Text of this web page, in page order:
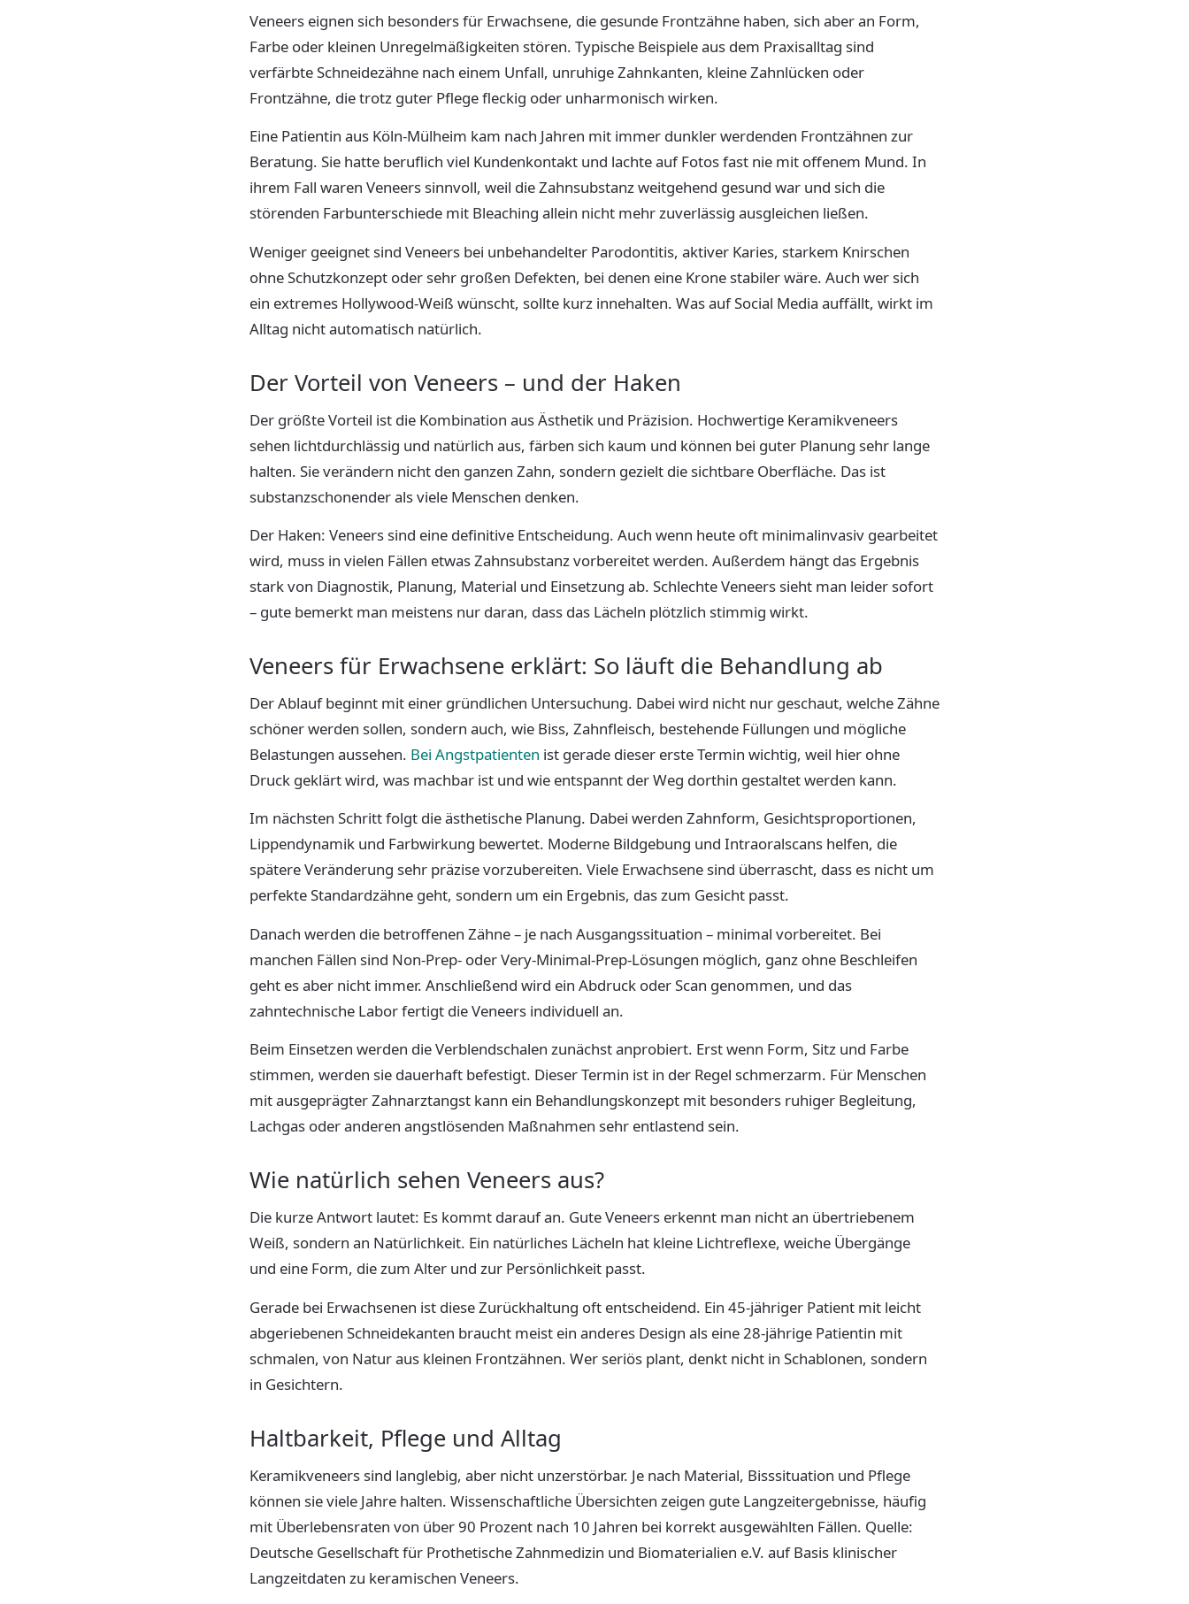
Veneers eignen sich besonders für Erwachsene, die gesunde Frontzähne haben, sich aber an Form,
Farbe oder kleinen Unregelmäßigkeiten stören. Typische Beispiele aus dem Praxisalltag sind
verfärbte Schneidezähne nach einem Unfall, unruhige Zahnkanten, kleine Zahnlücken oder
Frontzähne, die trotz guter Pflege fleckig oder unharmonisch wirken.
Eine Patientin aus Köln-Mülheim kam nach Jahren mit immer dunkler werdenden Frontzähnen zur
Beratung. Sie hatte beruflich viel Kundenkontakt und lachte auf Fotos fast nie mit offenem Mund. In
ihrem Fall waren Veneers sinnvoll, weil die Zahnsubstanz weitgehend gesund war und sich die
störenden Farbunterschiede mit Bleaching allein nicht mehr zuverlässig ausgleichen ließen.
Weniger geeignet sind Veneers bei unbehandelter Parodontitis, aktiver Karies, starkem Knirschen
ohne Schutzkonzept oder sehr großen Defekten, bei denen eine Krone stabiler wäre. Auch wer sich
ein extremes Hollywood-Weiß wünscht, sollte kurz innehalten. Was auf Social Media auffällt, wirkt im
Alltag nicht automatisch natürlich.
Der Vorteil von Veneers – und der Haken
Der größte Vorteil ist die Kombination aus Ästhetik und Präzision. Hochwertige Keramikveneers
sehen lichtdurchlässig und natürlich aus, färben sich kaum und können bei guter Planung sehr lange
halten. Sie verändern nicht den ganzen Zahn, sondern gezielt die sichtbare Oberfläche. Das ist
substanzschonender als viele Menschen denken.
Der Haken: Veneers sind eine definitive Entscheidung. Auch wenn heute oft minimalinvasiv gearbeitet
wird, muss in vielen Fällen etwas Zahnsubstanz vorbereitet werden. Außerdem hängt das Ergebnis
stark von Diagnostik, Planung, Material und Einsetzung ab. Schlechte Veneers sieht man leider sofort
– gute bemerkt man meistens nur daran, dass das Lächeln plötzlich stimmig wirkt.
Veneers für Erwachsene erklärt: So läuft die Behandlung ab
Der Ablauf beginnt mit einer gründlichen Untersuchung. Dabei wird nicht nur geschaut, welche Zähne
schöner werden sollen, sondern auch, wie Biss, Zahnfleisch, bestehende Füllungen und mögliche
Belastungen aussehen. Bei Angstpatienten ist gerade dieser erste Termin wichtig, weil hier ohne
Druck geklärt wird, was machbar ist und wie entspannt der Weg dorthin gestaltet werden kann.
Im nächsten Schritt folgt die ästhetische Planung. Dabei werden Zahnform, Gesichtsproportionen,
Lippendynamik und Farbwirkung bewertet. Moderne Bildgebung und Intraoralscans helfen, die
spätere Veränderung sehr präzise vorzubereiten. Viele Erwachsene sind überrascht, dass es nicht um
perfekte Standardzähne geht, sondern um ein Ergebnis, das zum Gesicht passt.
Danach werden die betroffenen Zähne – je nach Ausgangssituation – minimal vorbereitet. Bei
manchen Fällen sind Non-Prep- oder Very-Minimal-Prep-Lösungen möglich, ganz ohne Beschleifen
geht es aber nicht immer. Anschließend wird ein Abdruck oder Scan genommen, und das
zahntechnische Labor fertigt die Veneers individuell an.
Beim Einsetzen werden die Verblendschalen zunächst anprobiert. Erst wenn Form, Sitz und Farbe
stimmen, werden sie dauerhaft befestigt. Dieser Termin ist in der Regel schmerzarm. Für Menschen
mit ausgeprägter Zahnarztangst kann ein Behandlungskonzept mit besonders ruhiger Begleitung,
Lachgas oder anderen angstlösenden Maßnahmen sehr entlastend sein.
Wie natürlich sehen Veneers aus?
Die kurze Antwort lautet: Es kommt darauf an. Gute Veneers erkennt man nicht an übertriebenem
Weiß, sondern an Natürlichkeit. Ein natürliches Lächeln hat kleine Lichtreflexe, weiche Übergänge
und eine Form, die zum Alter und zur Persönlichkeit passt.
Gerade bei Erwachsenen ist diese Zurückhaltung oft entscheidend. Ein 45-jähriger Patient mit leicht
abgeriebenen Schneidekanten braucht meist ein anderes Design als eine 28-jährige Patientin mit
schmalen, von Natur aus kleinen Frontzähnen. Wer seriös plant, denkt nicht in Schablonen, sondern
in Gesichtern.
Haltbarkeit, Pflege und Alltag
Keramikveneers sind langlebig, aber nicht unzerstörbar. Je nach Material, Bisssituation und Pflege
können sie viele Jahre halten. Wissenschaftliche Übersichten zeigen gute Langzeitergebnisse, häufig
mit Überlebensraten von über 90 Prozent nach 10 Jahren bei korrekt ausgewählten Fällen. Quelle:
Deutsche Gesellschaft für Prothetische Zahnmedizin und Biomaterialien e.V. auf Basis klinischer
Langzeitdaten zu keramischen Veneers.